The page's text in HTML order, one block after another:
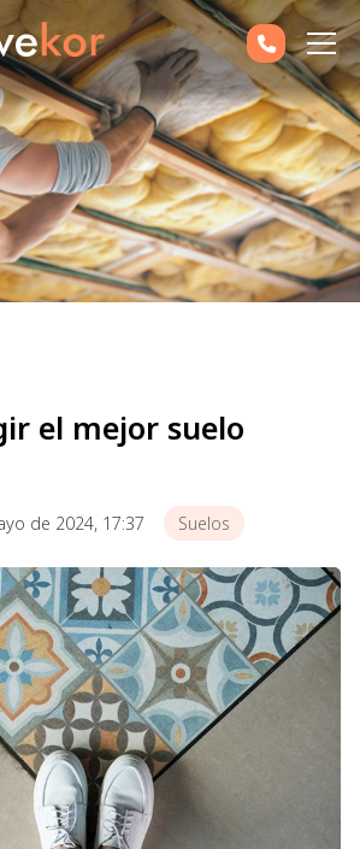
el mejor suelo
de 2024, 17:37 Suelos